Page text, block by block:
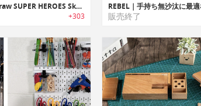
How to Draw SUPER HEROES Sketchbook｜スーパーヒーローの描き方を学習可能なハウツースケッチブック「
+303 販売終了